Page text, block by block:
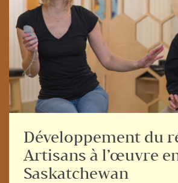
Développement du
Artisans à l’œuvre
Saskatchewan